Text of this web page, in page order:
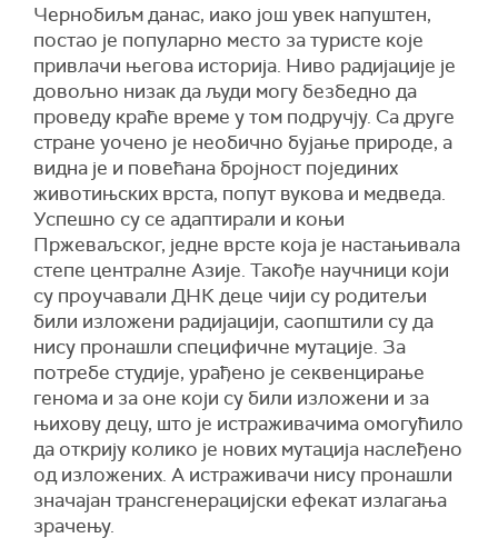
Чернобиљм данас, иако још увек напуштен,
постао је популарно место за туристе које
привлачи његова историја. Ниво радијације је
довољно низак да људи могу безбедно да
проведу краће време у том подручју. Са друге
стране уочено је необично бујање природе, а
видна је и повећана бројност појединих
животињских врста, попут вукова и медведа.
Успешно су се адаптирали и коњи
Пржеваљског, једне врсте која је настањивала
степе централне Азије. Такође научници који
су проучавали ДНК деце чији су родитељи
били изложени радијацији, саопштили су да
нису пронашли специфичне мутације. За
потребе студије, урађено је секвенцирање
генома и за оне који су били изложени и за
њихову децу, што је истраживачима омогућило
да открију колико је нових мутација наслеђено
од изложених. А истраживачи нису пронашли
значајан трансгенерацијски ефекат излагања
зрачењу.